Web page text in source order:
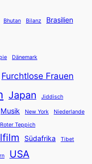
Bhutan Bilanz Brasilien
Dänemark
Furchtlose Frauen
Japan Jiddisch
Musik New York
Niederlande
Roter Teppich
Südafrika Tibet
USA